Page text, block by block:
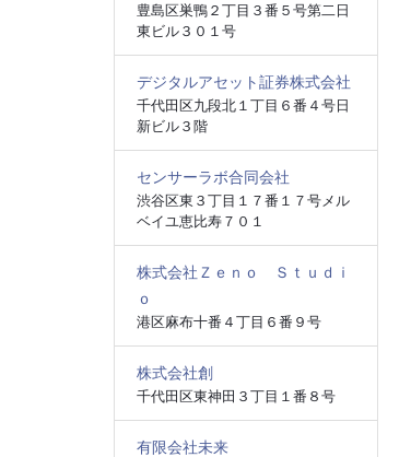
豊島区巣鴨２丁目３番５号第二日
東ビル３０１号
デジタルアセット証券株式会社
千代田区九段北１丁目６番４号日
新ビル３階
センサーラボ合同会社
渋谷区東３丁目１７番１７号メル
ベイユ恵比寿７０１
株式会社Ｚｅｎｏ Ｓｔｕｄｉ
ｏ
港区麻布十番４丁目６番９号
株式会社創
千代田区東神田３丁目１番８号
有限会社未来